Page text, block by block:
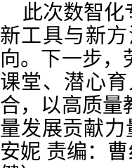
此次数智
新工具与新
向。下一步，
课堂、潜心
合，以高质量
量发展贡献
安妮 责编：